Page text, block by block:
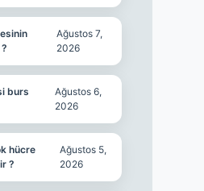
Ağustos 7,
2026
burs
Ağustos 6,
2026
hücre
?
Ağustos 5,
2026